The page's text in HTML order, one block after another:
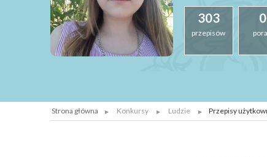
303
przepisów
0
Strona główna Konkursy Ludzie Przepisy